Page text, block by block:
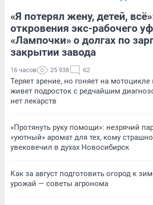
«Я потерял жену, детей,
откровения экс-рабочего
«Лампочки» о долгах по
закрытии завода
16 часов 25 938 62
Теряет зрение, но гоняет на мотоцикле
живет подросток с редчайшим
нет лекарств
«Протянуть руку помощи»: незрячий
«уютный» аромат для тех, кому
увековечил в духах Новосибирск
Как за август подготовить огород к
урожай — советы агронома